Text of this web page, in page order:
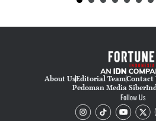
About UsEditorial TeamContact
Pedoman Media Siber
Follow Us